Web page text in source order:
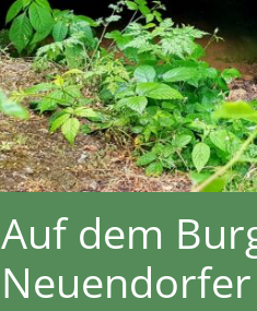
Auf dem